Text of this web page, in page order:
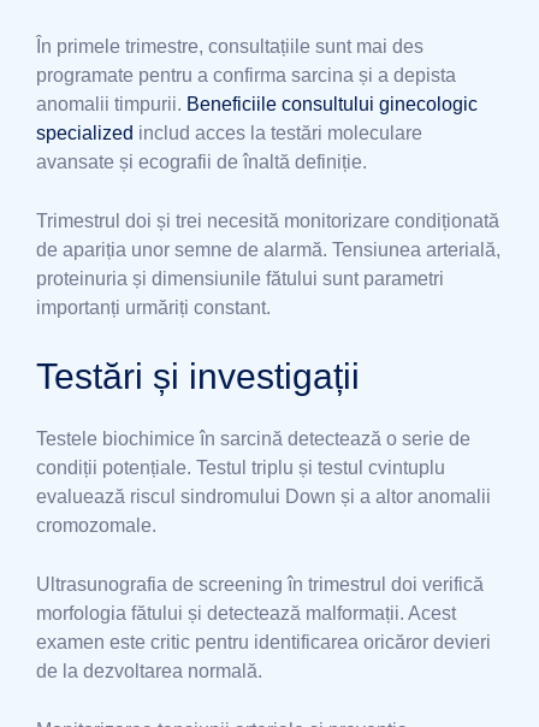
În primele trimestre, consultațiile sunt mai des
programate pentru a confirma sarcina și a depista
anomalii timpurii. Beneficiile consultului ginecologic
specialized includ acces la testări moleculare
avansate și ecografii de înaltă definiție.
Trimestrul doi și trei necesită monitorizare condiționată
de apariția unor semne de alarmă. Tensiunea arterială,
proteinuria și dimensiunile fătului sunt parametri
importanți urmăriți constant.
Testări și investigații
Testele biochimice în sarcină detectează o serie de
condiții potențiale. Testul triplu și testul cvintuplu
evaluează riscul sindromului Down și a altor anomalii
cromozomale.
Ultrasunografia de screening în trimestrul doi verifică
morfologia fătului și detectează malformații. Acest
examen este critic pentru identificarea oricăror devieri
de la dezvoltarea normală.